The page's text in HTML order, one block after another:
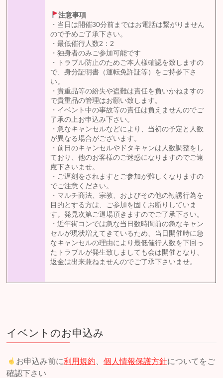
注意事項
・当日は開催30分前まではお電話は繋がりません
ので予めご了承下さい。
・最低催行人数2：2
・独身者のみご参加可能です
・トラブル防止のためご本人様確認を致しますの
で、身分証明書（運転免許証等）をご持参下さ
い。
・貴重品等の紛失や盗難は責任を負いかねますの
で貴重品の管理はお願い致します。
・イベント中の事故等の責任は負えませんのでご
了承の上お申込み下さい。
・急なキャンセルなどにより、当初の予定と人数
が異なる場合がございます。
・前日のキャンセルやドタキャンは人数調整をし
ており、他のお客様のご迷惑になりますのでご遠
慮下さいませ。
・ご遅刻をされますとご参加が難しくなりますの
でご注意ください。
・マルチ商法、宗教、およびその他の勧誘行為を
目的とする方は、ご参加を固くお断りしていま
す。発見次第ご退場頂きますのでご了承下さい。
・近年街コンでは急な当日数時間前の急なキャン
セルが現状増えてきているため、当日開催時に急
なキャンセルの理由により最低催行人数を下回っ
たトラブルが発生致しましても会は開催となり、
返金は出来兼ねませんのでご了承下さいませ。
イベントのお申込み
お申込み前に利用規約 個人情報保護方針についてをご
確認下さい